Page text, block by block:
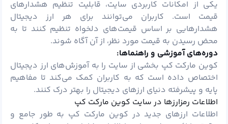
یکی از امکانات کاربردی سایت، قابلیت تنظیم هشدارهای
قیمت است. کاربران می‌توانند برای هر ارز دیجیتال
هشدارهایی بر اساس قیمت‌های دلخواه تنظیم کنند تا به
محض رسیدن به قیمت مورد نظر، از آن آگاه شوند.
دوره‌های آموزشی و راهنماها:
کوین مارکت کپ بخشی از سایت را به آموزش‌های ارز دیجیتال
اختصاص داده است که به کاربران کمک می‌کند تا مفاهیم
پایه و پیشرفته دنیای ارزهای دیجیتال را بهتر درک کنند.
اطلاعات رمزارزها در سایت کوین مارکت کپ
اطلاعات ارزهای جدید در کوین مارکت کپ به طور جامع و